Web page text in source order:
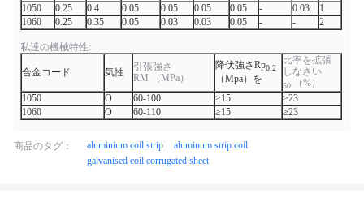
1050
0.25 0.4 0.05 0.05 0.05 0.05 - 0.03
1
1060
0.25 0.35 0.05 0.03 0.03 0.05 - - 2
私達の機械特性:
合金コード 気性
引張強さ
RM （MPa）
降伏強さRp0.2
（Mpa）を
比率を拡張
しなさい
50
（%）
1050
O 60-100 ≥15
≥23
1060
O 60-110 ≥15 ≥23
商品のタグ： aluminium coil strip
aluminum strip coil
galvanised coil corrugated sheet